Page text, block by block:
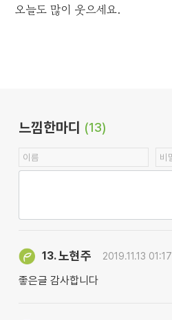
오늘도 많이 웃으세요.
느낌한마디 (13)
13.노현주 2019.11.13 01:17
좋은글 감사합니다